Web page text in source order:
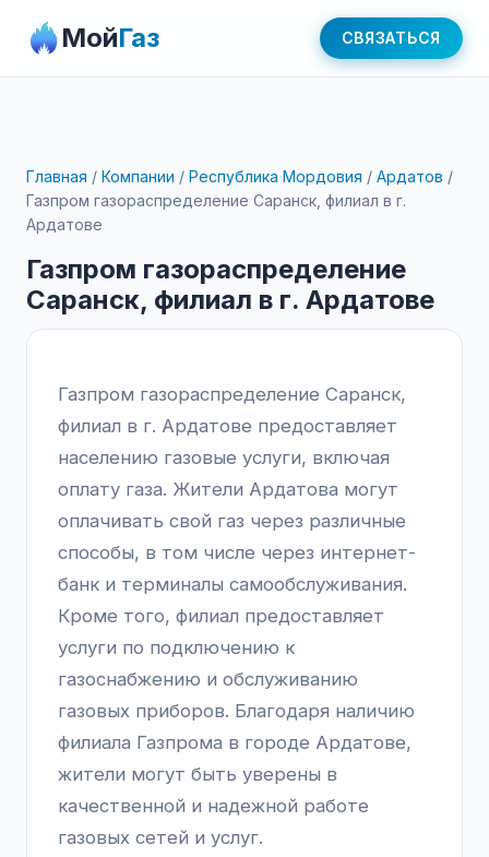
МойГаз СВЯЗАТЬСЯ
Главная / Компании / Республика Мордовия / Ардатов /
Газпром газораспределение Саранск, филиал в г.
Ардатове
Газпром газораспределение
Саранск, филиал в г. Ардатове
Газпром газораспределение Саранск,
филиал в г. Ардатове предоставляет
населению газовые услуги, включая
оплату газа. Жители Ардатова могут
оплачивать свой газ через различные
способы, в том числе через интернет-
банк и терминалы самообслуживания.
Кроме того, филиал предоставляет
услуги по подключению к
газоснабжению и обслуживанию
газовых приборов. Благодаря наличию
филиала Газпрома в городе Ардатове,
жители могут быть уверены в
качественной и надежной работе
газовых сетей и услуг.